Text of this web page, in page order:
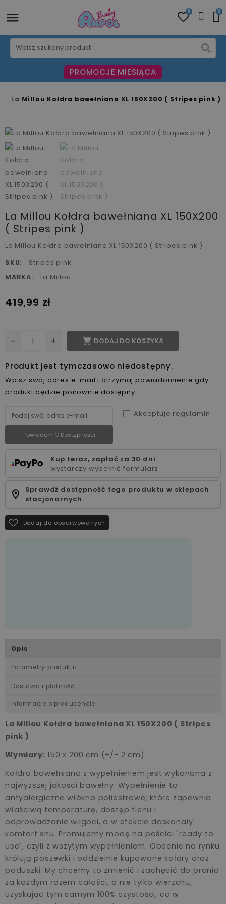
0 0
PROMOCJE MIESIĄCA
La Millou Kołdra bawełniana XL 150X200 ( Stripes pink )
La Millou Kołdra bawełniana XL 150X200
( Stripes pink )
La Millou Kołdra bawełniana XL 150X200 ( Stripes pink )
SKU:
Stripes pink
MARKA:
La Millou
419,99 zł
- +  DODAJ DO KOSZYKA
Produkt jest tymczasowo niedostępny.
Wpisz swój adres e-mail i otrzymaj powiadomienie gdy
produkt będzie ponownie dostępny.
Akceptuje regulamin
Powiadom O Dostępności
Kup teraz, zapłać za 30 dni
wystarczy wypełnić formularz
Sprawdź dostępność tego produktu w sklepach
stacjonarnych
Dodaj do obserwowanych
Opis
Parametry produktu
Dostawa i płatność
Informacje o producencie
La Millou Kołdra bawełniana XL 150X200 ( Stripes
pink )
Wymiary: 150 x 200 cm (+/- 2 cm)
Kołdra bawełniana z wypełnieniem jest wykonana z
najwyższej jakości bawełny. Wypełnienie to
antyalergiczne włókno poliestrowe, które zapewnia
właściwą temperaturę, dostęp tlenu i
odprowadzanie wilgoci, a w efekcie doskonały
komfort snu. Promujemy modę na pościel "ready to
use", czyli z wszytym wypełnieniem. Obecnie na rynku
królują poszewki i oddzielnie kupowane kołdry oraz
poduszki. My chcemy to zmienić i zachęcić do prania
za każdym razem całości, a nie tylko wierzchu,
uzyskując tym samym 100% czystości, co w